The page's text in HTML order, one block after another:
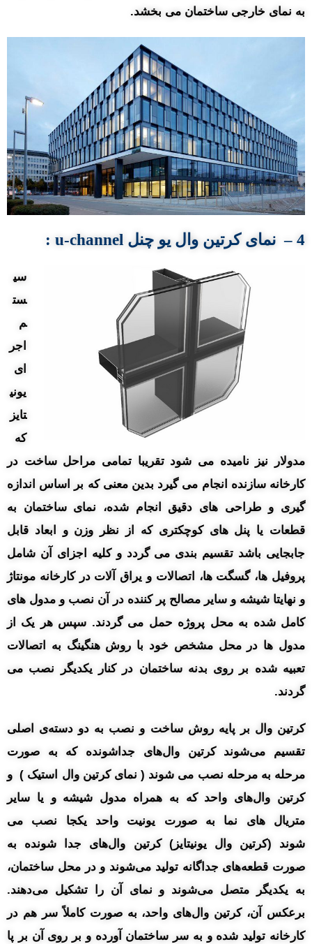
به نمای خارجی ساختمان می بخشد.
4 – نمای کرتین وال یو چنل u-channel
:
سی
ست
م
اجر
ای
یونی
تایز
که
مدولار نیز نامیده می شود تقریبا تمامی مراحل ساخت در
کارخانه سازنده انجام می گیرد بدین معنی که بر اساس اندازه
گیری و طراحی های دقیق انجام شده، نمای ساختمان به
قطعات یا پنل های کوچکتری که از نظر وزن و ابعاد قابل
جابجایی باشد تقسیم بندی می گردد و کلیه اجزای آن شامل
پروفیل ها، گسگت ها، اتصالات و یراق آلات در کارخانه مونتاژ
و نهایتا شیشه و سایر مصالح پر کننده در آن نصب و مدول های
کامل شده به محل پروژه حمل می گردند. سپس هر یک از
مدول ها در محل مشخص خود با روش هنگینگ به اتصالات
تعبیه شده بر روی بدنه ساختمان در کنار یکدیگر نصب می
گردند.
کرتین وال بر پایه روش ساخت و نصب به دو دسته‌ی اصلی
تقسیم می‌شوند کرتین وال‌های جداشونده که به صورت
مرحله به مرحله نصب می شوند ( نمای کرتین وال استیک ) و
کرتین وال‌های واحد که به همراه مدول شیشه و یا سایر
متریال های نما به صورت یونیت واحد یکجا نصب می
شوند (کرتین وال یونیتایز) کرتین وال‌های جدا شونده به
صورت قطعه‌های جداگانه تولید می‌شوند و در محل ساختمان،
به یکدیگر متصل می‌شوند و نمای آن را تشکیل می‌دهند.
برعکس آن، کرتین وال‌های واحد، به صورت کاملاً سر هم در
کارخانه تولید شده و به سر ساختمان آورده و بر روی آن بر پا